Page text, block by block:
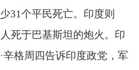
31个平民死亡。印度则
死于巴基斯坦的炮火。印
辛格周四告诉印度政党，军